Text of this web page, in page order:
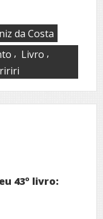
da Costa
, Livro ,
43º livro: